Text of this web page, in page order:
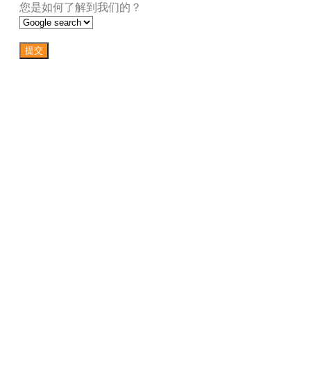
您是如何了解到我们的？
提交